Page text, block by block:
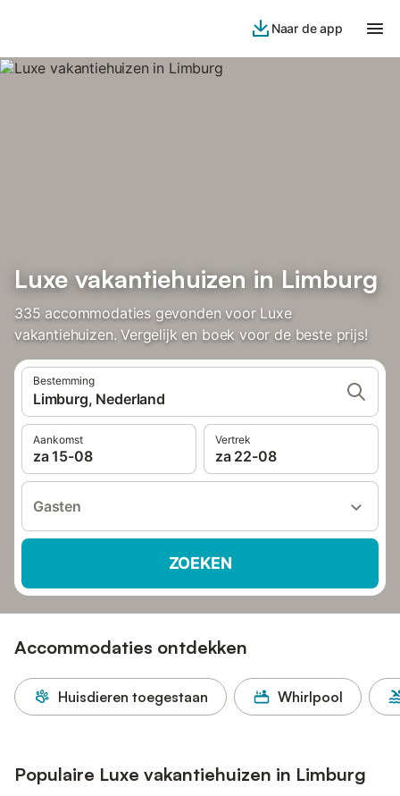
Naar de app
Luxe vakantiehuizen in Limburg
335 accommodaties gevonden voor Luxe
vakantiehuizen. Vergelijk en boek voor de beste prijs!
Bestemming
Limburg, Nederland
Aankomst
za 15-08
Vertrek
za 22-08
Gasten
ZOEKEN
Accommodaties ontdekken
Huisdieren toegestaan Whirlpool
Populaire Luxe vakantiehuizen in Limburg